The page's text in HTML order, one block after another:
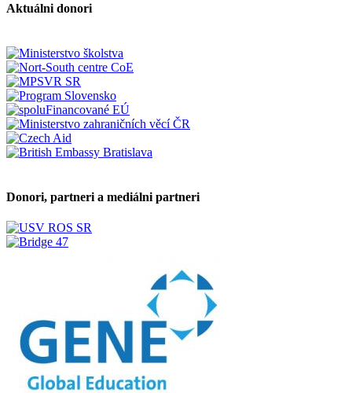
Aktuálni donori
Donori, partneri a mediálni partneri